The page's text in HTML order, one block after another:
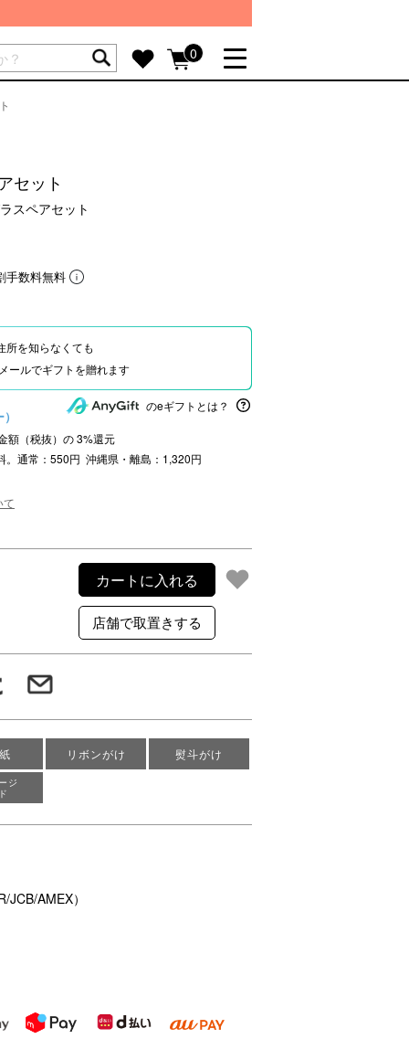
0
トには商品が入っていません。
母の日ギフト
more
SUPPORT
ご利用案内
ギフトサービス
セット
スペアセット
手数料無料
所を知らなくても
ールでギフトを贈れます
のeギフトとは？
額（税抜）の3%還元
。通常：550円 沖縄県・離島：1,320円
て
カートに入れる
リボンがけ 熨斗がけ
ジ
AMEX）